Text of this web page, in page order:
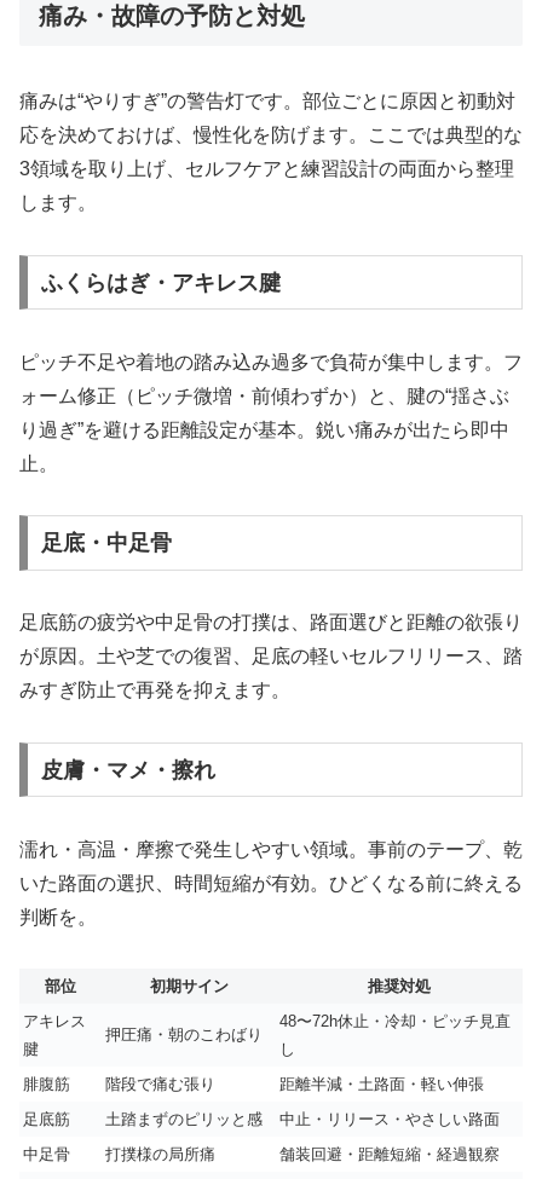
痛み・故障の予防と対処
痛みは“やりすぎ”の警告灯です。部位ごとに原因と初動対
応を決めておけば、慢性化を防げます。ここでは典型的な
3領域を取り上げ、セルフケアと練習設計の両面から整理
します。
ふくらはぎ・アキレス腱
ピッチ不足や着地の踏み込み過多で負荷が集中します。フ
ォーム修正（ピッチ微増・前傾わずか）と、腱の“揺さぶ
り過ぎ”を避ける距離設定が基本。鋭い痛みが出たら即中
止。
足底・中足骨
足底筋の疲労や中足骨の打撲は、路面選びと距離の欲張り
が原因。土や芝での復習、足底の軽いセルフリリース、踏
みすぎ防止で再発を抑えます。
皮膚・マメ・擦れ
濡れ・高温・摩擦で発生しやすい領域。事前のテープ、乾
いた路面の選択、時間短縮が有効。ひどくなる前に終える
判断を。
部位 初期サイン
推奨対処
アキレス
腱
押圧痛・朝のこわばり
48〜72h休止・冷却・ピッチ見直
し
腓腹筋
階段で痛む張り
距離半減・土路面・軽い伸張
足底筋
土踏まずのピリッと感
中止・リリース・やさしい路面
中足骨
打撲様の局所痛 舗装回避・距離短縮・経過観察